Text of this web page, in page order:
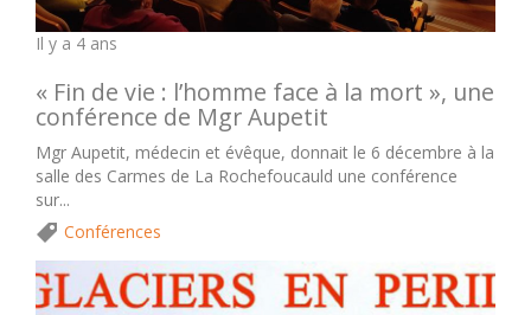
Il y a 4 ans
« Fin de vie : l’homme face à la mort », une
conférence de Mgr Aupetit
Mgr Aupetit, médecin et évêque, donnait le 6 décembre à la
salle des Carmes de La Rochefoucauld une conférence
sur...
Conférences